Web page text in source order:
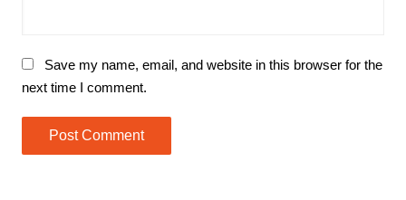
Save my name, email, and website in this browser for the
next time I comment.